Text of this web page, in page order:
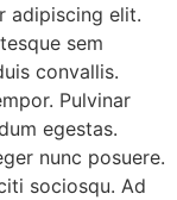
adipiscing elit.
sem
convallis.
Pulvinar
egestas.
nunc posuere.
sociosqu. Ad